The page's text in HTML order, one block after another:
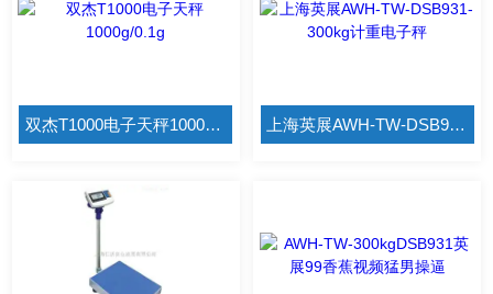
双杰T1000电子天秤1000g/0.1g 上海英展AWH-TW-DSB931-300kg计重电子秤